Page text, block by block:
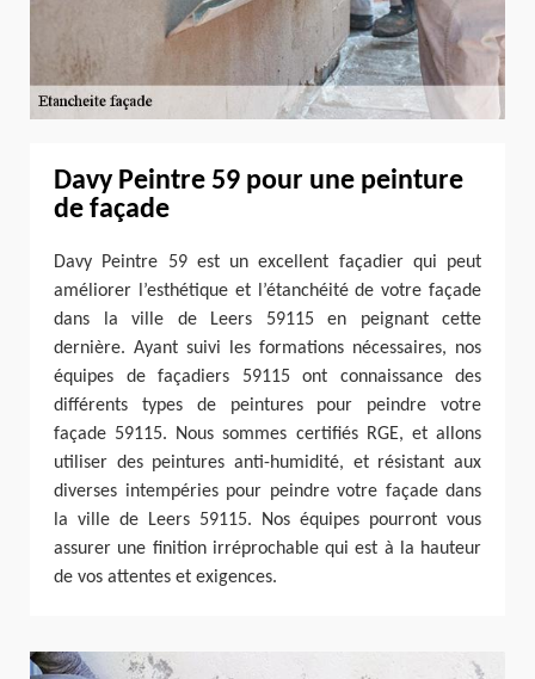
Davy Peintre 59 pour une peinture
de façade
Davy Peintre 59 est un excellent façadier qui peut
améliorer l’esthétique et l’étanchéité de votre façade
dans la ville de Leers 59115 en peignant cette
dernière. Ayant suivi les formations nécessaires, nos
équipes de façadiers 59115 ont connaissance des
différents types de peintures pour peindre votre
façade 59115. Nous sommes certifiés RGE, et allons
utiliser des peintures anti-humidité, et résistant aux
diverses intempéries pour peindre votre façade dans
la ville de Leers 59115. Nos équipes pourront vous
assurer une finition irréprochable qui est à la hauteur
de vos attentes et exigences.